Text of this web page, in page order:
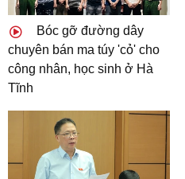
Bóc gỡ đường dây
chuyên bán ma túy 'cỏ' cho
công nhân, học sinh ở Hà
Tĩnh